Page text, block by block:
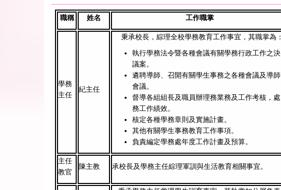
職稱 姓名 工作職掌
學務
主任
紀主任
秉承校長，綜理全校學務教育工作事宜，其職掌為：
執行學務法令暨各種會議有關學務行政工作之決
議案。
遴聘導師、召開有關學生事務之各種會議及導師
會議。
督導各組組長及職員辦理務業務及工作考核，處
務工作績效。
核定各種學務章則及實施計畫。
其他有關學生事務教育工作事項。
負責編定學務處年度工作計畫及預算。
主任
教官
陳主教 承校長及學務主任綜理軍訓與生活教育相關事宜。